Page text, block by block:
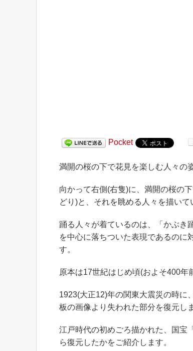
Pocket
満開の桜の下で花見を楽しむ人々の
向かって右側(右隻)に、満開の桜の
どり)と、それを眺める人々を描いて
踊る人々が着ているのは、「かぶき
を中心に落ちついた表現であるのに
す。
原本は17世紀はじめ頃(およそ400年
1923(大正12)年の関東大震災の時に
板の画像より失われた部分を復元し
江戸時代の初めごろ描かれた、国宝
ら復元したかをご紹介します。